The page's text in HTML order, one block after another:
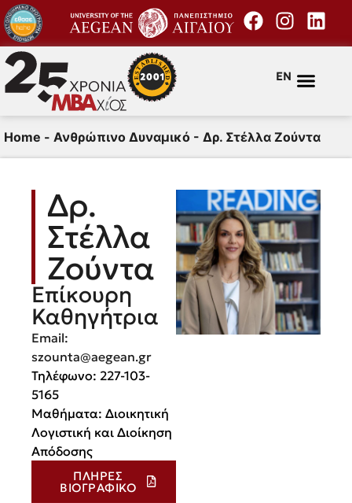
EN
Home - Ανθρώπινο Δυναμικό - Δρ. Στέλλα Ζούντα
Δρ.
Στέλλα
Ζούντα
Επίκουρη
Καθηγήτρια
Email:
szounta@aegean.gr
Τηλέφωνο: 227-103-
5165
Μαθήματα: Διοικητική
Λογιστική και Διοίκηση
Απόδοσης
ΠΛΉΡΕΣ
ΒΙΟΓΡΑΦΙΚΌ